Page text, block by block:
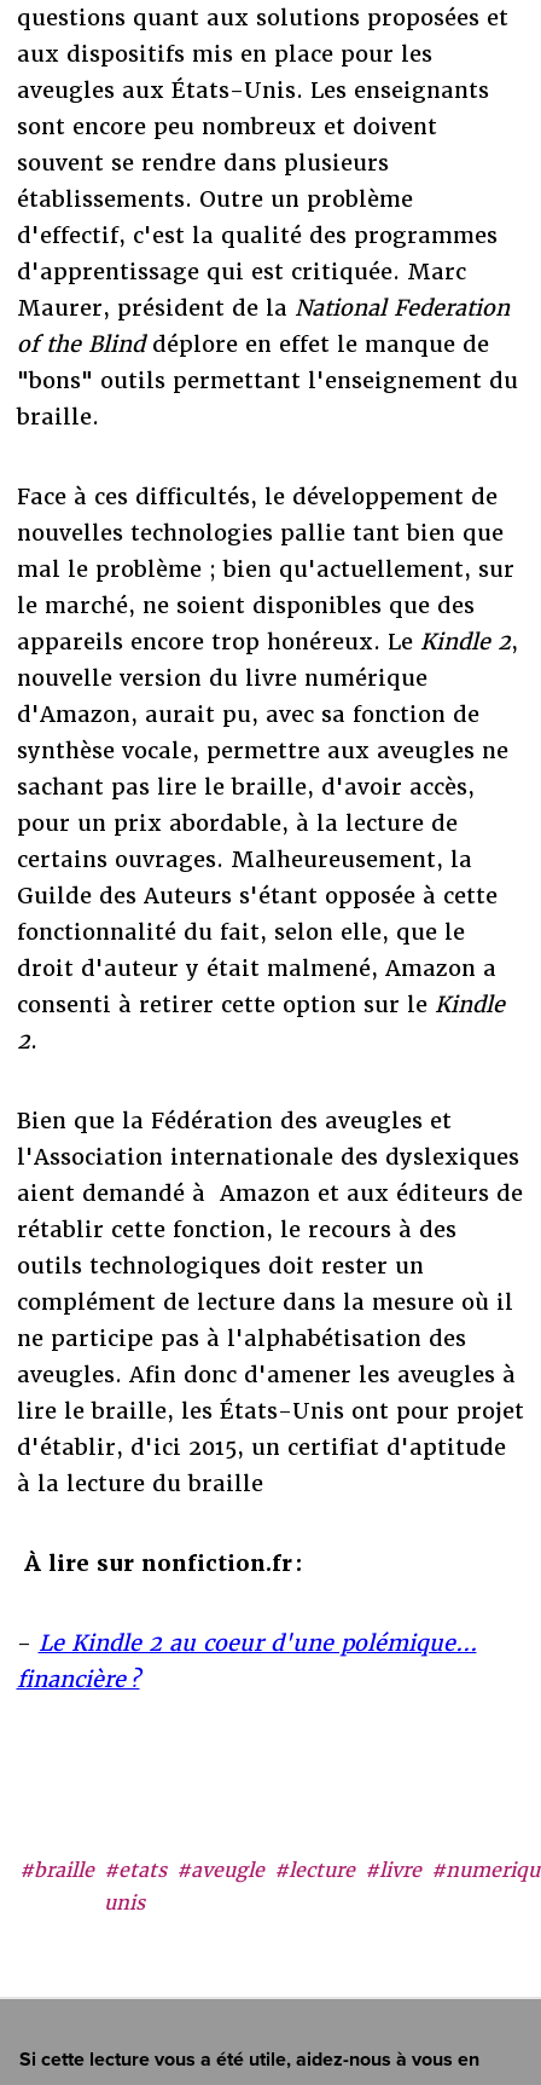
#braille #etats
unis
#aveugle #lecture #livre
questions quant aux solutions proposées et
aux dispositifs mis en place pour les
aveugles aux États-Unis. Les enseignants
sont encore peu nombreux et doivent
souvent se rendre dans plusieurs
établissements. Outre un problème
d'effectif, c'est la qualité des programmes
d'apprentissage qui est critiquée. Marc
Maurer, président de la National Federation
of the Blinddéplore en effet le manque de
"bons" outils permettant l'enseignement du
braille.
Face à ces difficultés, le développement de
nouvelles technologies pallie tant bien que
mal le problème ; bien qu'actuellement, sur
le marché, ne soient disponibles que des
appareils encore trop honéreux. Le Kindle 2,
nouvelle version du livre numérique
d'Amazon, aurait pu, avec sa fonction de
synthèse vocale, permettre aux aveugles ne
sachant pas lire le braille, d'avoir accès,
pour un prix abordable, à la lecture de
certains ouvrages. Malheureusement, la
Guilde des Auteurs s'étant opposée à cette
fonctionnalité du fait, selon elle, que le
droit d'auteur y était malmené, Amazon a
consenti à retirer cette option sur le Kindle
2.
Bien que la Fédération des aveugles et
l'Association internationale des dyslexiques
aient demandé à Amazon et aux éditeurs de
rétablir cette fonction, le recours à des
outils technologiques doit rester un
complément de lecture dans la mesure où il
ne participe pas à l'alphabétisation des
aveugles. Afin donc d'amener les aveugles à
lire le braille, les États-Unis ont pour projet
d'établir, d'ici 2015, un certifiat d'aptitude
à la lecture du braille
À lire sur nonfiction.fr :
- Le Kindle 2 au coeur d'une polémique...
financière ?
Si cette lecture vous a été utile, aidez-nous à vous en